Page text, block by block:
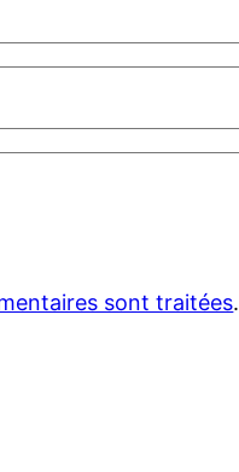
sont traitées.